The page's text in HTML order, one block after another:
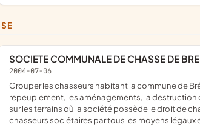
SOCIETE COMMUNALE DE CHASSE DE
2004-07-06
grouper les chasseurs habitant la commune de Brénod, en vue de favoriser le développement du gibier, par la protection, le
repeuplement, les aménagements, la
sur les terrains où la société possède le droit de
chasseurs sociétaires par tous les moyens